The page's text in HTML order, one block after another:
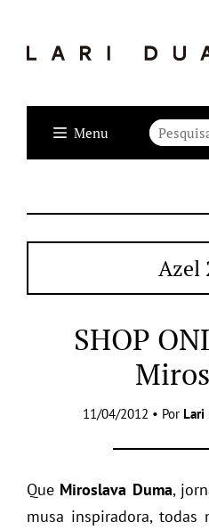
Menu
Azel
SHOP
11/04/2012 • Por Lari
Que Miroslava Duma,
musa inspiradora, todas